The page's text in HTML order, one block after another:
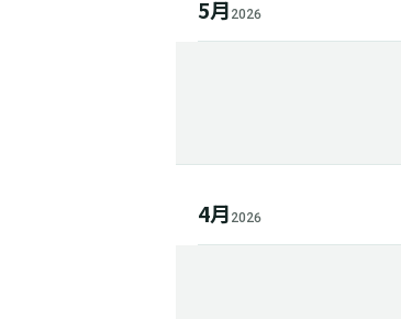
5月 2026
4月 2026